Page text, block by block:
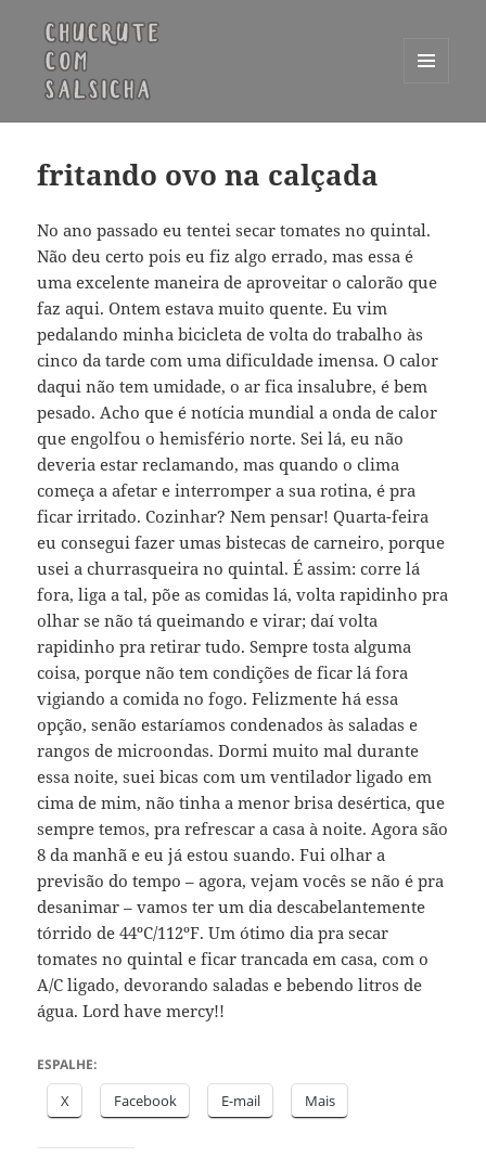
WIDGETS
fritando ovo na calçada
No ano passado eu tentei secar tomates no quintal.
Não deu certo pois eu fiz algo errado, mas essa é
uma excelente maneira de aproveitar o calorão que
faz aqui. Ontem estava muito quente. Eu vim
pedalando minha bicicleta de volta do trabalho às
cinco da tarde com uma dificuldade imensa. O calor
daqui não tem umidade, o ar fica insalubre, é bem
pesado. Acho que é notícia mundial a onda de calor
que engolfou o hemisfério norte. Sei lá, eu não
deveria estar reclamando, mas quando o clima
começa a afetar e interromper a sua rotina, é pra
ficar irritado. Cozinhar? Nem pensar! Quarta-feira
eu consegui fazer umas bistecas de carneiro, porque
usei a churrasqueira no quintal. É assim: corre lá
fora, liga a tal, põe as comidas lá, volta rapidinho pra
olhar se não tá queimando e virar; daí volta
rapidinho pra retirar tudo. Sempre tosta alguma
coisa, porque não tem condições de ficar lá fora
vigiando a comida no fogo. Felizmente há essa
opção, senão estaríamos condenados às saladas e
rangos de microondas. Dormi muito mal durante
essa noite, suei bicas com um ventilador ligado em
cima de mim, não tinha a menor brisa desértica, que
sempre temos, pra refrescar a casa à noite. Agora são
8 da manhã e eu já estou suando. Fui olhar a
previsão do tempo – agora, vejam vocês se não é pra
desanimar – vamos ter um dia descabelantemente
tórrido de 44ºC/112ºF. Um ótimo dia pra secar
tomates no quintal e ficar trancada em casa, com o
A/C ligado, devorando saladas e bebendo litros de
água. Lord have mercy!!
ESPALHE:
X Facebook E-mail Mais